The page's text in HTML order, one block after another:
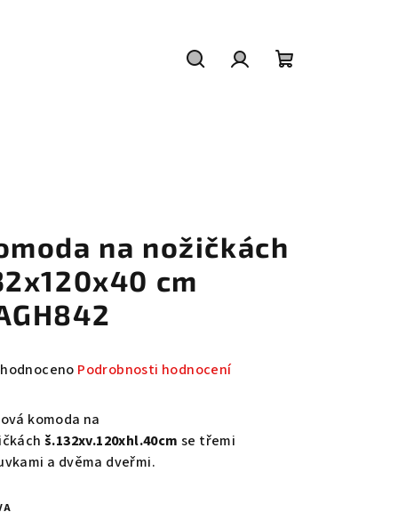
na nožičkách
cm
Podrobnosti hodnocení
komoda na
š.132xv.120xhl.40cm se třemi
a dvěma dveřmi.